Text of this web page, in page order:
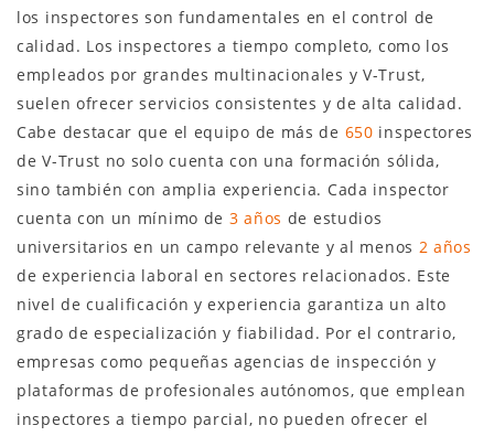
los inspectores son fundamentales en el control de
calidad. Los inspectores a tiempo completo, como los
empleados por grandes multinacionales y V-Trust,
suelen ofrecer servicios consistentes y de alta calidad.
Cabe destacar que el equipo de más de 650 inspectores
de V-Trust no solo cuenta con una formación sólida,
sino también con amplia experiencia. Cada inspector
cuenta con un mínimo de 3 años de estudios
universitarios en un campo relevante y al menos 2 años
de experiencia laboral en sectores relacionados. Este
nivel de cualificación y experiencia garantiza un alto
grado de especialización y fiabilidad. Por el contrario,
empresas como pequeñas agencias de inspección y
plataformas de profesionales autónomos, que emplean
inspectores a tiempo parcial, no pueden ofrecer el